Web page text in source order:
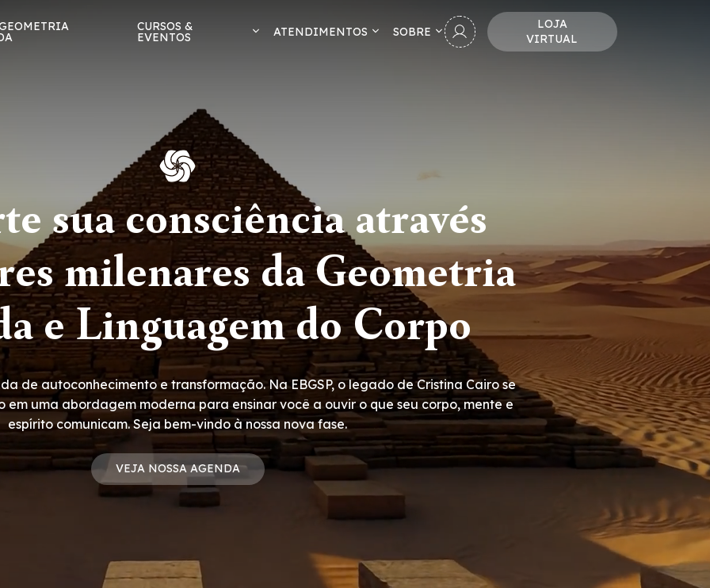
CURSOS &
EVENTOS ATENDIMENTOS SOBRE
LOJA
VIRTUAL
sua consciência através
milenares da Geometria
e Linguagem do Corpo
de autoconhecimento e transformação. Na EBGSP, o legado de Cristina Cairo se
em uma abordagem moderna para ensinar você a ouvir o que seu corpo, mente e
espírito comunicam. Seja bem-vindo à nossa nova fase.
VEJA NOSSA AGENDA